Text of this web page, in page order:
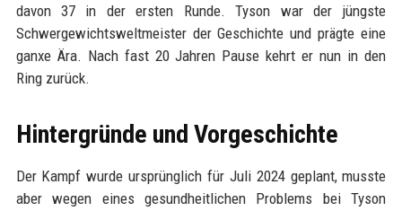
davon 37 in der ersten Runde. Tyson war der jüngste
Schwergewichtsweltmeister der Geschichte und prägte eine
ganxe Ära. Nach fast 20 Jahren Pause kehrt er nun in den
Ring zurück.
Hintergründe und Vorgeschichte
Der Kampf wurde ursprünglich für Juli 2024 geplant, musste
aber wegen eines gesundheitlichen Problems bei Tyson